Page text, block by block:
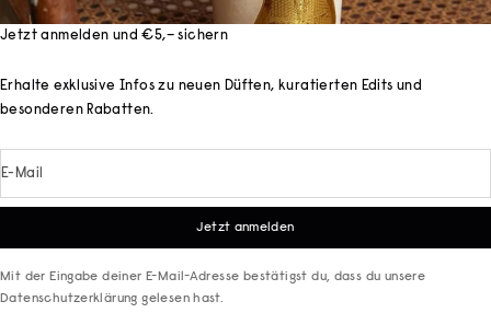
Jetzt anmelden und €5,– sichern
Erhalte exklusive Infos zu neuen Düften, kuratierten Edits und
besonderen Rabatten.
E-Mail
Jetzt anmelden
Mit der Eingabe deiner E-Mail-Adresse bestätigst du, dass du unsere
Datenschutzerklärung gelesen hast.